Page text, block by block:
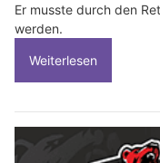
Er musste durch den
werden.
Weiterlesen